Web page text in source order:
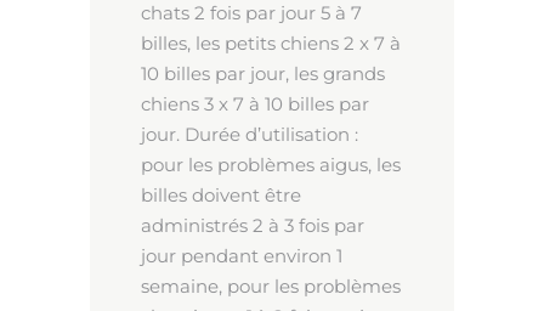
chats 2 fois par jour 5 à 7
billes, les petits chiens 2 x 7 à
10 billes par jour, les grands
chiens 3 x 7 à 10 billes par
jour. Durée d’utilisation :
pour les problèmes aigus, les
billes doivent être
administrés 2 à 3 fois par
jour pendant environ 1
semaine, pour les problèmes